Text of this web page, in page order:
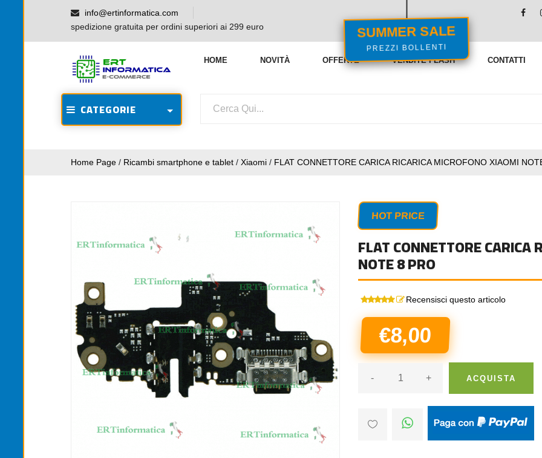
SUMMER SALE
PREZZI BOLLENTI
info@ertinformatica.com
spedizione gratuita per ordini superiori ai 299 euro
HOME NOVITÀ OFFERTE VENDITE FLASH CONTATTI
CATEGORIE
Home Page / Ricambi smartphone e tablet / Xiaomi / FLAT CONNETTORE CARICA RICARICA MICROFONO XIAOMI
HOT PRICE
FLAT CONNETTORE CARICA
NOTE 8 PRO
Recensisci questo articolo
€8,00
- + ACQUISTA